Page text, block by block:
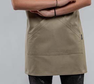
to enlarge